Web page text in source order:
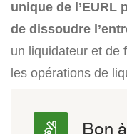
unique de l’EURL
de dissoudre
un liquidateur et de
les opérations de